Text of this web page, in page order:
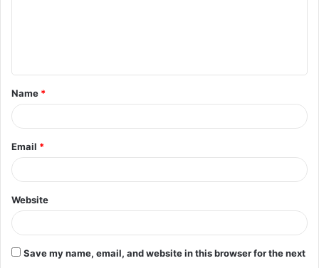
t
*
Name *
Email *
Website
Save my name, email, and website in this browser for the next